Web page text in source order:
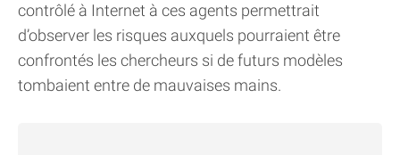
contrôlé à Internet à ces agents permettrait
d’observer les risques auxquels pourraient être
confrontés les chercheurs si de futurs modèles
tombaient entre de mauvaises mains.